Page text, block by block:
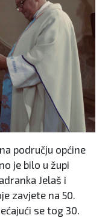
području općine
je bilo u župi
Jelaš i
zavjete na 50.
se tog 30.